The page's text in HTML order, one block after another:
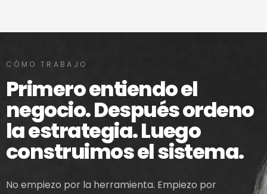
CÓMO TRABAJO
Primero entiendo el
negocio. Después ordeno
la estrategia. Luego
construimos el sistema.
No empiezo por la herramienta. Empiezo por